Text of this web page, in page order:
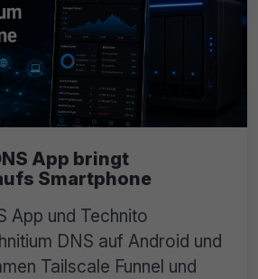
App bringt
Smartphone
App und Technito
DNS auf Android und
Tailscale Funnel und